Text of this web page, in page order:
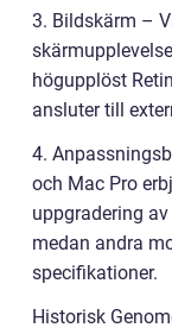
3. Bildskärm –
högupplöst
ansluter till
4.
och Mac Pro
uppgradering
medan andra
specifikationer.
Historisk